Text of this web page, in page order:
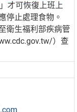
才可恢復上班上
停止處理食物。
衛生福利部疾病管
）查